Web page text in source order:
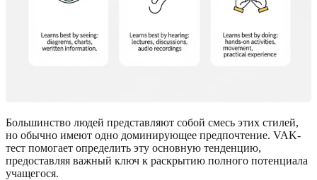
Большинство людей представляют собой смесь этих стилей,
но обычно имеют одно доминирующее предпочтение. VAK-
тест помогает определить эту основную тенденцию,
предоставляя важный ключ к раскрытию полного потенциала
учащегося.